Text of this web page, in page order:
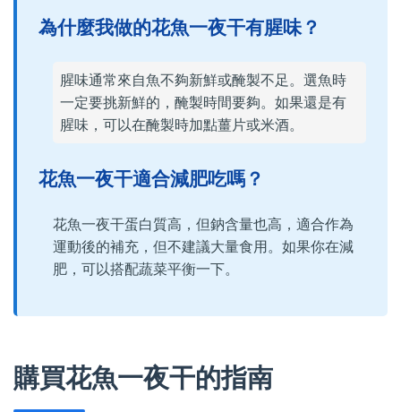
為什麼我做的花魚一夜干有腥味？
腥味通常來自魚不夠新鮮或醃製不足。選魚時
一定要挑新鮮的，醃製時間要夠。如果還是有
腥味，可以在醃製時加點薑片或米酒。
花魚一夜干適合減肥吃嗎？
花魚一夜干蛋白質高，但鈉含量也高，適合作為
運動後的補充，但不建議大量食用。如果你在減
肥，可以搭配蔬菜平衡一下。
購買花魚一夜干的指南